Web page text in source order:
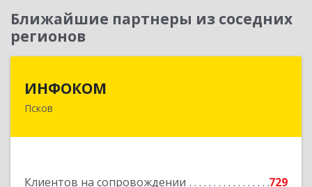
Ближайшие партнеры из соседних
регионов
ИНФОКОМ
Псков
Клиентов на сопровождении
729
180000, Псковская обл, Псков г, Советская ул,